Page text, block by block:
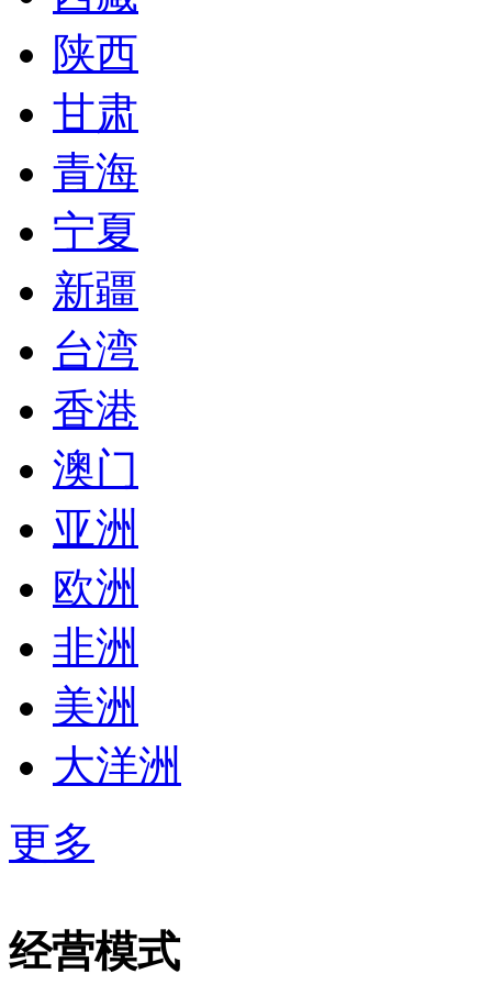
陕西
甘肃
青海
宁夏
新疆
台湾
香港
澳门
亚洲
欧洲
非洲
美洲
大洋洲
更多
经营模式